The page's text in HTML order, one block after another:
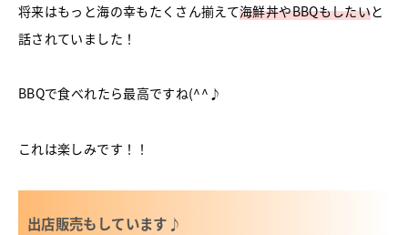
将来はもっと海の幸もたくさん揃えて海鮮丼やBBQもしたいと
話されていました！
BBQで食べれたら最高ですね(^^♪
これは楽しみです！！
出店販売もしています♪